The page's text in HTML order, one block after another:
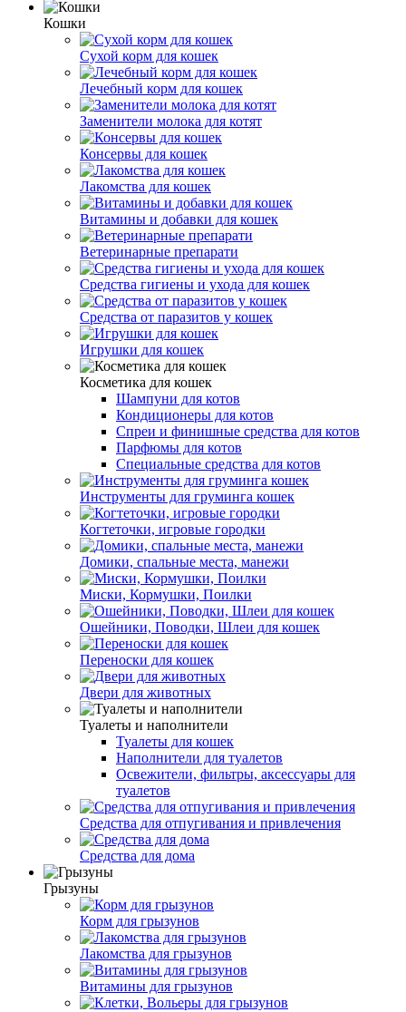
Кошки
Сухой корм для кошек
Лечебный корм для кошек
Заменители молока для котят
Консервы для кошек
Лакомства для кошек
Витамины и добавки для кошек
Ветеринарные препарати
Средства гигиены и ухода для кошек
Средства от паразитов у кошек
Игрушки для кошек
Косметика для кошек
Шампуни для котов
Кондиционеры для котов
Спреи и финишные средства для котов
Парфюмы для котов
Специальные средства для котов
Инструменты для груминга кошек
Когтеточки, игровые городки
Домики, спальные места, манежи
Миски, Кормушки, Поилки
Ошейники, Поводки, Шлеи для кошек
Переноски для кошек
Двери для животных
Туалеты и наполнители
Туалеты для кошек
Наполнители для туалетов
Освежители, фильтры, аксессуары для
туалетов
Средства для отпугивания и привлечения
Средства для дома
Грызуны
Корм для грызунов
Лакомства для грызунов
Витамины для грызунов